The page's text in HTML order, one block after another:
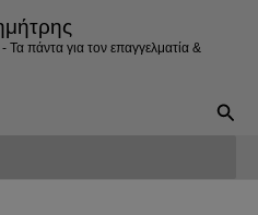
Τα πάντα για τον επαγγελματία &